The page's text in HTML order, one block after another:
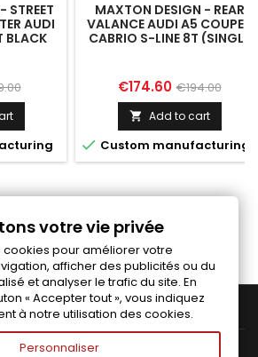
STREET
AUDI
BLACK
MAXTON DESIGN - REAR
VALANCE AUDI A5 COUPE /
CABRIO S-LINE 8T (SINGLE
Price
€174.60 Regular
price
€194.00
 Add to cart
 Custom manufacturing
us on Facebook
votre vie privée
cookies pour améliorer votre
afficher des publicités ou du
et analyser le trafic du site. En
« Accepter tout », vous indiquez
à notre utilisation des cookies.
Personnaliser